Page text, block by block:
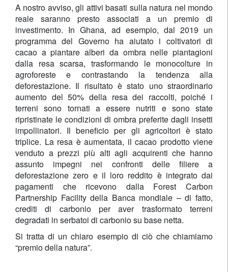
A nostro avviso, gli attivi basati sulla natura nel mondo
reale saranno presto associati a un premio di
investimento. In Ghana, ad esempio, dal 2019 un
programma del Governo ha aiutato i coltivatori di
cacao a piantare alberi da ombra nelle piantagioni
dalla resa scarsa, trasformando le monocolture in
agroforeste e contrastando la tendenza alla
deforestazione. Il risultato è stato uno straordinario
aumento del 50% della resa dei raccolti, poiché i
terreni sono tornati a essere nutriti e sono state
ripristinate le condizioni di ombra preferite dagli insetti
impollinatori. Il beneficio per gli agricoltori è stato
triplice. La resa è aumentata, il cacao prodotto viene
venduto a prezzi più alti agli acquirenti che hanno
assunto impegni nei confronti delle filiere a
deforestazione zero e il loro reddito è integrato dai
pagamenti che ricevono dalla Forest Carbon
Partnership Facility della Banca mondiale – di fatto,
crediti di carbonio per aver trasformato terreni
degradati in serbatoi di carbonio su base netta.
Si tratta di un chiaro esempio di ciò che chiamiamo
“premio della natura”.